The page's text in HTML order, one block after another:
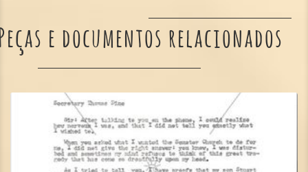
e documentos relacionados